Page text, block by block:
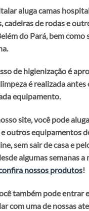
aluga camas
cadeiras de rodas e
do Pará, bem como
.
de higienização é
limpeza é realizada antes
equipamento.
site, você pode
outros equipamentos
, sem sair de casa e
algumas semanas a
nossos produtos!
também pode entrar
com uma de nossas